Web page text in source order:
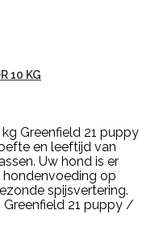
10 KG
Greenfield 21 puppy
en leeftijd van
Uw hond is er
hondenvoeding op
spijsvertering.
Greenfield 21 puppy /